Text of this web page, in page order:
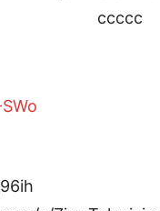
ccccc